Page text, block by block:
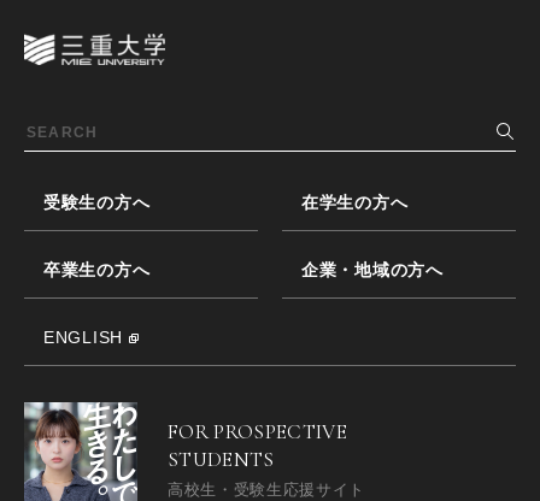
受験生の方へ 在学生の方へ
卒業生の方へ 企業・地域の方へ
ENGLISH
FOR PROSPECTIVE
STUDENTS
高校生・受験生応援サイト